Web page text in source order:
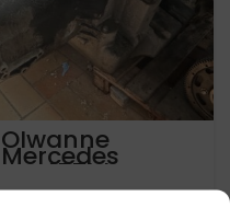
Olwanne
Mercedes
OM457hla Euro
5 / eev